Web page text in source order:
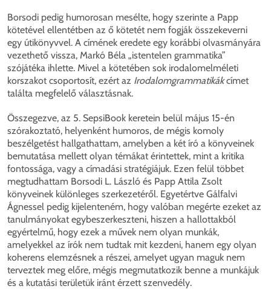
Borsodi pedig humorosan mesélte, hogy szerinte a Papp
kötetével ellentétben az ő kötetét nem fogják összekeverni
egy útikönyvvel. A címének eredete egy korábbi olvasmányára
vezethető vissza, Markó Béla „istentelen grammatika”
szójátéka ihlette. Mivel a kötetében sok irodalomelméleti
korszakot csoportosít, ezért az Irodalomgrammatikákcímet
találta megfelelő választásnak.
Összegezve, az 5. SepsiBook keretein belül május 15-én
szórakoztató, helyenként humoros, de mégis komoly
beszélgetést hallgathattam, amelyben a két író a könyveinek
bemutatása mellett olyan témákat érintettek, mint a kritika
fontossága, vagy a címadási stratégiájuk. Ezen felül többet
megtudhattam Borsodi L. László és Papp Attila Zsolt
könyveinek különleges szerkezetéről. Egyetértve Gálfalvi
Ágnessel pedig kijelenteném, hogy valóban megérte ezeket az
tanulmányokat egybeszerkeszteni, hiszen a hallottakból
egyértelmű, hogy ezek a művek nem olyan munkák,
amelyekkel az írók nem tudtak mit kezdeni, hanem egy olyan
koherens elemzésnek a részei, amelyet ugyan maguk nem
terveztek meg előre, mégis megmutatkozik benne a munkájuk
és a kutatási területük iránt érzett szenvedély.